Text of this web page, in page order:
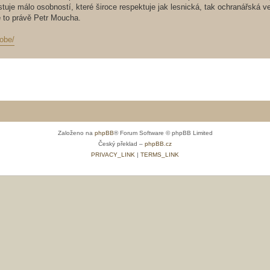
málo osobností, které široce respektuje jak lesnická, tak ochranářská
právě Petr Moucha.
Založeno na phpBB® Forum Software © phpBB Limited
Český překlad – phpBB.cz
PRIVACY_LINK | TERMS_LINK